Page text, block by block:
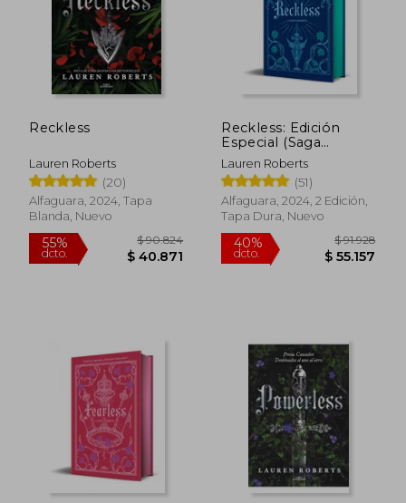
10%
dcto. $ 45.352
10%
dcto. $
Reckless
Lauren Roberts
(20)
Alfaguara, 2024, Tapa
Blanda, Nuevo
Reckless: Edición
Especial (Saga
Powerless 2)
Lauren Roberts
(51)
Alfaguara, 2024, 2 Edición,
Tapa Dura, Nuevo